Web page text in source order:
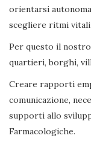
orientarsi
scegliere ritmi
Per questo il
quartieri, borghi,
Creare rapporti
comunicazione,
supporti allo
Farmacologiche.